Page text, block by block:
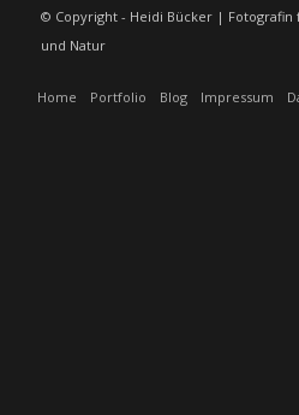
© Copyright - Heidi Bücker | Fotografin
und Natur
Home Portfolio Blog Impressum